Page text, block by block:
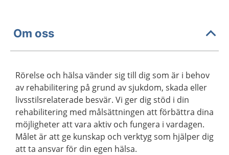
Om oss
Rörelse och hälsa vänder sig till dig som är i behov
av rehabilitering på grund av sjukdom, skada eller
livsstilsrelaterade besvär. Vi ger dig stöd i din
rehabilitering med målsättningen att förbättra dina
möjligheter att vara aktiv och fungera i vardagen.
Målet är att ge kunskap och verktyg som hjälper dig
att ta ansvar för din egen hälsa.